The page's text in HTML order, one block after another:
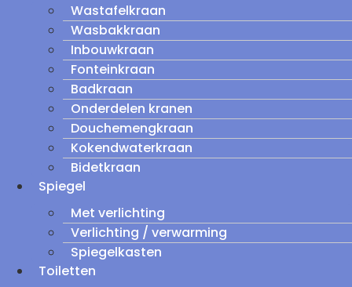
Wastafelkraan
Wasbakkraan
Inbouwkraan
Fonteinkraan
Badkraan
Onderdelen kranen
Douchemengkraan
Kokendwaterkraan
Bidetkraan
Spiegel
Met verlichting
Verlichting / verwarming
Spiegelkasten
Toiletten